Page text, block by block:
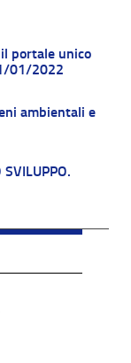
portale unico
01/2022
ambientali e
SVILUPPO.